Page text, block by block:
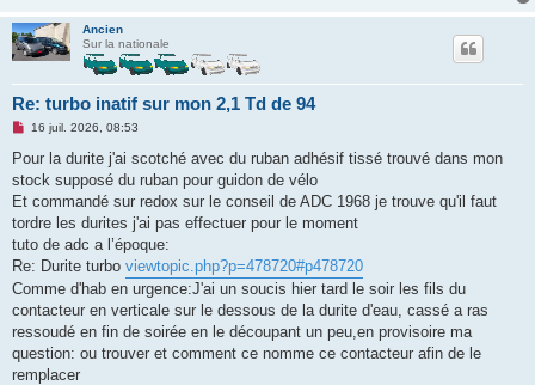
Ancien
Sur la nationale
Re: turbo inatif sur mon 2,1 Td de 94
M
s
a
g
n
o
l
u
16 juil. 2026, 08:53
Pour la durite j'ai scotché avec du ruban adhésif tissé trouvé dans mon
stock supposé du ruban pour guidon de vélo
Et commandé sur redox sur le conseil de ADC 1968 je trouve qu'il faut
tordre les durites j'ai pas effectuer pour le moment
tuto de adc a l’époque:
Re: Durite turbo viewtopic.php?p=478720#p478720
Comme d'hab en urgence:J'ai un soucis hier tard le soir les fils du
contacteur en verticale sur le dessous de la durite d'eau, cassé a ras
ressoudé en fin de soirée en le découpant un peu,en provisoire ma
question: ou trouver et comment ce nomme ce contacteur afin de le
remplacer